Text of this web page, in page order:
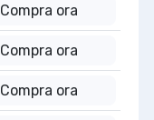
Compra ora
Compra ora
Compra ora